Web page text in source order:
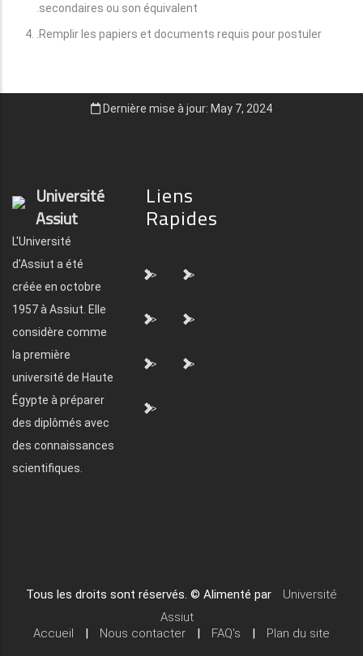
secondaires ou son équivalent.
Remplir les papiers et documents requis pour postuler.
Dernière mise à jour: May 7, 2024
Université
Assiut
L'Université
d'Assiut a été
créée en octobre
1957 à Assiut. Elle
considère comme
la première
université de Haute
Égypte à préparer
des diplômés avec
des connaissances
scientifiques.
Liens
Rapides
"> ">
"> ">
"> ">
">
Tous les droits sont réservés. © Alimenté par
Université
Assiut
Accueil
| Nous contacter | FAQ's | Plan du site